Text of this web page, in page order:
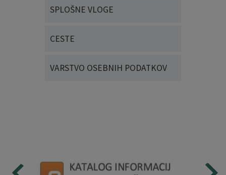
SPLOŠNE VLOGE
CESTE
VARSTVO OSEBNIH PODATKOV